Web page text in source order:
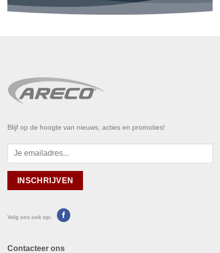
Blijf op de hoogte van nieuws, acties en promoties!
Volg ons ook op:
Contacteer ons